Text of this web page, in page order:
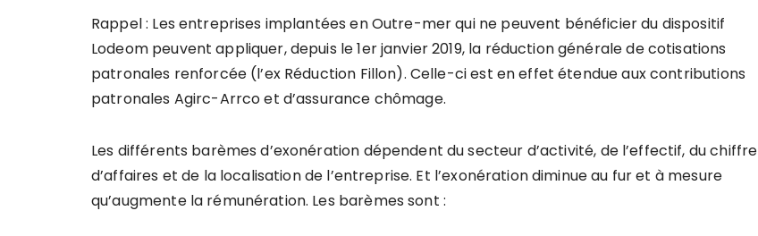
Rappel : Les entreprises implantées en Outre-mer qui ne peuvent bénéficier du dispositif
Lodeom peuvent appliquer, depuis le 1er janvier 2019, la réduction générale de cotisations
patronales renforcée (l’ex Réduction Fillon). Celle-ci est en effet étendue aux contributions
patronales Agirc-Arrco et d’assurance chômage.
Les différents barèmes d’exonération dépendent du secteur d’activité, de l’effectif, du chiffre
d’affaires et de la localisation de l’entreprise. Et l’exonération diminue au fur et à mesure
qu’augmente la rémunération. Les barèmes sont :